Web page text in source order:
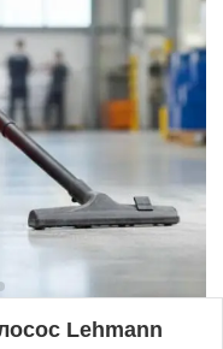
Lehmann